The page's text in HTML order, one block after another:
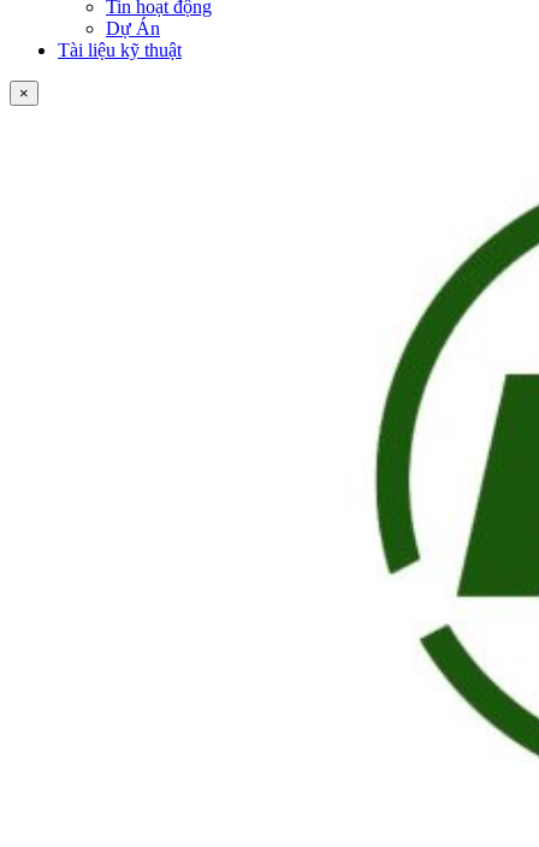
Tin hoạt động
Dự Án
Tài liệu kỹ thuật
×